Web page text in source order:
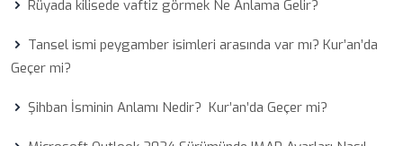
Rüyada kilisede vaftiz görmek Ne Anlama Gelir?
Tansel ismi peygamber isimleri arasında var mı? Kur’an’da
Geçer mi?
Şihban İsminin Anlamı Nedir? Kur’an’da Geçer mi?